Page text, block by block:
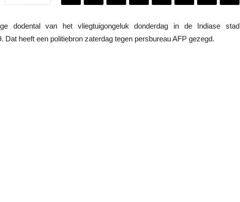
dodental van het vliegtuigongeluk donderdag in de Indiase stad
Dat heeft een politiebron zaterdag tegen persbureau AFP gezegd.